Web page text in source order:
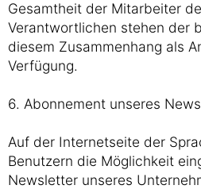
Gesamtheit der Mitarbeiter
Verantwortlichen stehen der
diesem Zusammenhang als
Verfügung.
6. Abonnement unseres
Auf der Internetseite der
Benutzern die Möglichkeit
Newsletter unseres